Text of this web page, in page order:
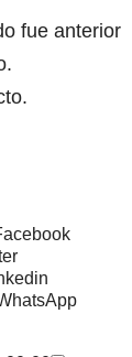
fue anterior